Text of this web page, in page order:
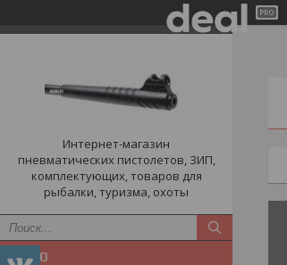
Интернет-магазин
пневматических пистолетов, ЗИП,
комплектующих, товаров для
рыбалки, туризма, охоты